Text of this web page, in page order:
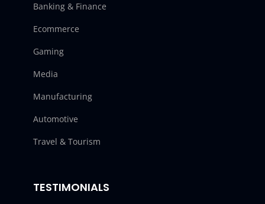
Banking & Finance
Ecommerce
Gaming
Media
Manufacturing
Automotive
Travel & Tourism
TESTIMONIALS